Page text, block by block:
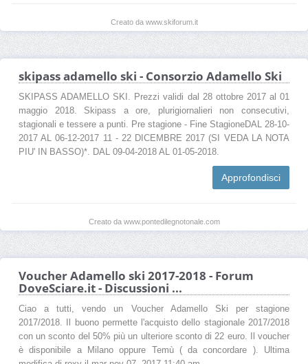
Creato da www.skiforum.it
skipass adamello ski - Consorzio Adamello Ski
SKIPASS ADAMELLO SKI. Prezzi validi dal 28 ottobre 2017 al 01
maggio 2018. Skipass a ore, plurigiornalieri non consecutivi,
stagionali e tessere a punti. Pre stagione - Fine StagioneDAL 28-10-
2017 AL 06-12-2017 11 - 22 DICEMBRE 2017 (SI VEDA LA NOTA
PIU' IN BASSO)*. DAL 09-04-2018 AL 01-05-2018.
Approfondisci
Creato da www.pontedilegnotonale.com
Voucher Adamello ski 2017-2018 - Forum
DoveSciare.it - Discussioni ...
Ciao a tutti, vendo un Voucher Adamello Ski per stagione
2017/2018. Il buono permette l'acquisto dello stagionale 2017/2018
con un sconto del 50% più un ulteriore sconto di 22 euro. Il voucher
è disponibile a Milano oppure Temù ( da concordare ). Ultima